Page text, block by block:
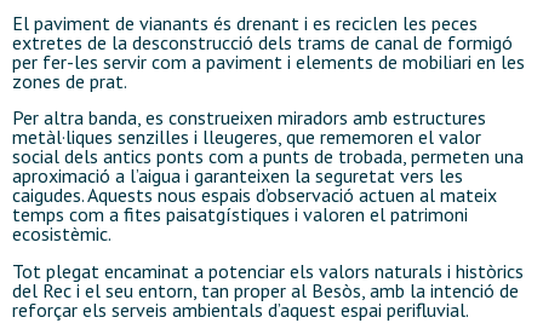
El paviment de vianants és drenant i es reciclen les peces
extretes de la desconstrucció dels trams de canal de formigó
per fer-les servir com a paviment i elements de mobiliari en les
zones de prat.
Per altra banda, es construeixen miradors amb estructures
metàl·liques senzilles i lleugeres, que rememoren el valor
social dels antics ponts com a punts de trobada, permeten una
aproximació a l’aigua i garanteixen la seguretat vers les
caigudes. Aquests nous espais d’observació actuen al mateix
temps com a fites paisatgístiques i valoren el patrimoni
ecosistèmic.
Tot plegat encaminat a potenciar els valors naturals i històrics
del Rec i el seu entorn, tan proper al Besòs, amb la intenció de
reforçar els serveis ambientals d’aquest espai perifluvial.